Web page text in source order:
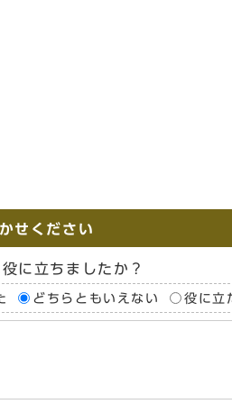
せください
に立ちましたか？
どちらともいえない 役に立